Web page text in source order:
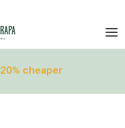
20% cheaper